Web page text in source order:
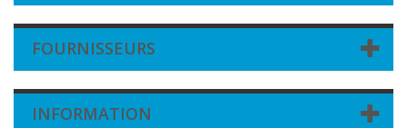
FOURNISSEURS
INFORMATION